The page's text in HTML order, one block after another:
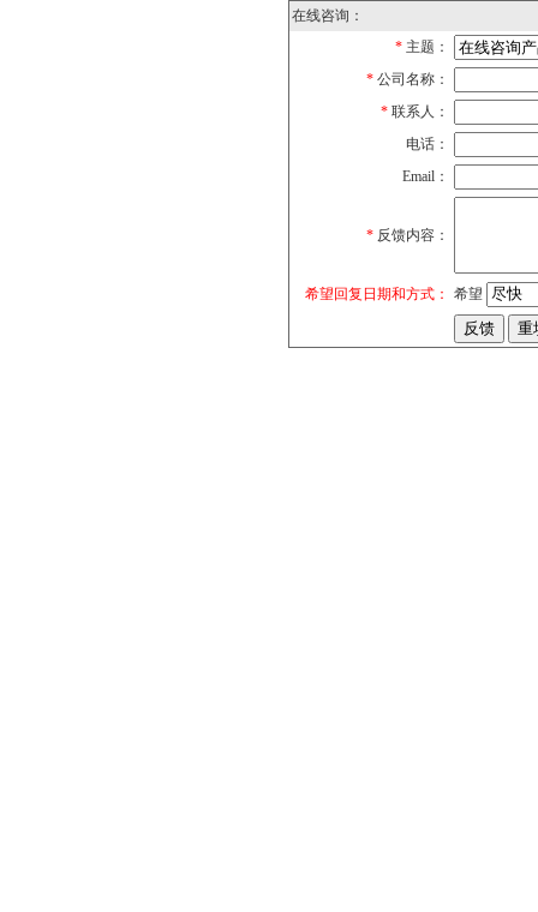
在线咨询：
* 主题：
* 公司名称：
* 联系人：
电话：
Email：
* 反馈内容：
希望回复日期和方式： 希望